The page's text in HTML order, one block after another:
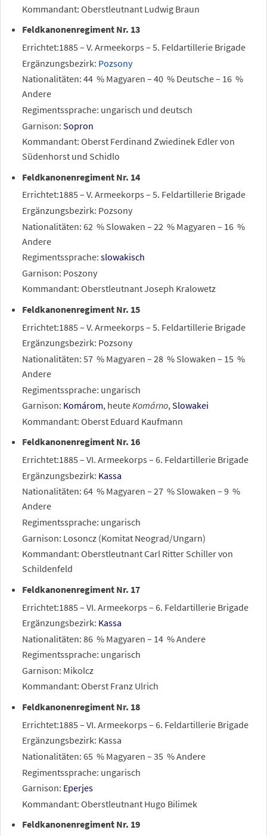
Kommandant: Oberstleutnant Ludwig Braun
Feldkanonenregiment Nr. 13
Errichtet:1885 – V. Armeekorps – 5. Feldartillerie Brigade
Ergänzungsbezirk: Pozsony
Nationalitäten: 44 % Magyaren – 40 % Deutsche – 16 %
Andere
Regimentssprache: ungarisch und deutsch
Garnison: Sopron
Kommandant: Oberst Ferdinand Zwiedinek Edler von
Südenhorst und Schidlo
Feldkanonenregiment Nr. 14
Errichtet:1885 – V. Armeekorps – 5. Feldartillerie Brigade
Ergänzungsbezirk: Pozsony
Nationalitäten: 62 % Slowaken – 22 % Magyaren – 16 %
Andere
Regimentssprache: slowakisch
Garnison: Poszony
Kommandant: Oberstleutnant Joseph Kralowetz
Feldkanonenregiment Nr. 15
Errichtet:1885 – V. Armeekorps – 5. Feldartillerie Brigade
Ergänzungsbezirk: Pozsony
Nationalitäten: 57 % Magyaren – 28 % Slowaken – 15 %
Andere
Regimentssprache: ungarisch
Garnison: Komárom, heuteKomárno,Slowakei
Kommandant: Oberst Eduard Kaufmann
Feldkanonenregiment Nr. 16
Errichtet:1885 – VI. Armeekorps – 6. Feldartillerie Brigade
Ergänzungsbezirk: Kassa
Nationalitäten: 64 % Magyaren – 27 % Slowaken – 9 %
Andere
Regimentssprache: ungarisch
Garnison: Losoncz (Komitat Neograd/Ungarn)
Kommandant: Oberstleutnant Carl Ritter Schiller von
Schildenfeld
Feldkanonenregiment Nr. 17
Errichtet:1885 – VI. Armeekorps – 6. Feldartillerie Brigade
Ergänzungsbezirk: Kassa
Nationalitäten: 86 % Magyaren – 14 % Andere
Regimentssprache: ungarisch
Garnison: Mikolcz
Kommandant: Oberst Franz Ulrich
Feldkanonenregiment Nr. 18
Errichtet:1885 – VI. Armeekorps – 6. Feldartillerie Brigade
Ergänzungsbezirk: Kassa
Nationalitäten: 65 % Magyaren – 35 % Andere
Regimentssprache: ungarisch
Garnison: Eperjes
Kommandant: Oberstleutnant Hugo Bilimek
Feldkanonenregiment Nr. 19